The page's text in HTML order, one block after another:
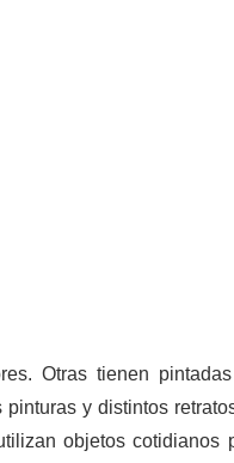
Otras tienen
y distintos
objetos cotidianos